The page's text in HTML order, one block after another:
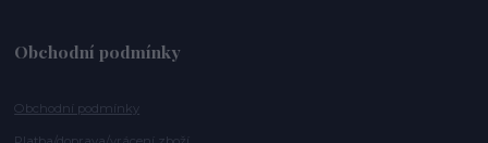
Obchodní podmínky
Obchodní podmínky